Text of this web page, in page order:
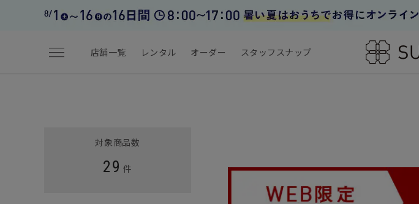
menu 店舗一覧 レンタル オーダー スタッフスナップ
対象商品数
29 件